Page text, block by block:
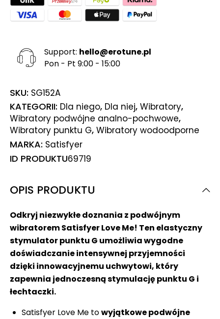
Support: hello@erotune.pl
Pon - Pt 9:00 - 15:00
SKU: SG152A
KATEGORII: Dla niego, Dla niej, Wibratory,
Wibratory podwójne analno-pochwowe,
Wibratory punktu G, Wibratory wodoodporne
MARKA: Satisfyer
ID PRODUKTU69719
OPIS PRODUKTU
Odkryj niezwykłe doznania z podwójnym
wibratorem Satisfyer Love Me! Ten elastyczny
stymulator punktu G umożliwia wygodne
doświadczanie intensywnej przyjemności
dzięki innowacyjnemu uchwytowi, który
zapewnia jednoczesną stymulację punktu G i
łechtaczki.
Satisfyer Love Me towyjątkowe podwójne